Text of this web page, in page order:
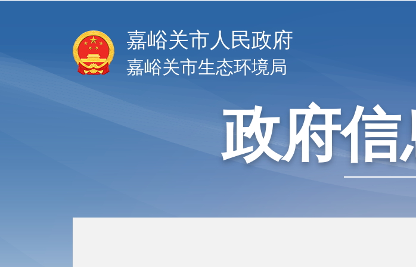
嘉峪关市人民政府
嘉峪关市生态环境局
政府